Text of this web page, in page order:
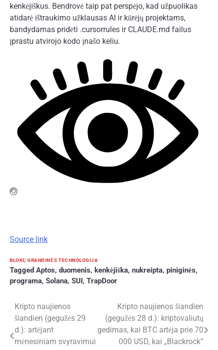
kenkėjiškus. Bendrovė taip pat perspėjo, kad užpuolikas
atidarė ištraukimo užklausas AI ir kūrėjų projektams,
bandydamas pridėti .cursorrules ir CLAUDE.md failus
įprastu atvirojo kodo įnašo keliu.
Source link
BLOKŲ GRANDINĖS TECHNOLOGIJA
Tagged Aptos, duomenis, kenkėjiška, nukreipta, piniginės,
programa, Solana, SUI, TrapDoor
Navigacija
tarp
įrašų
Kripto naujienos
šiandien (gegužės 29
d.): artėjant
mėnesiniam svyravimui
Kripto naujienos šiandien
(gegužės 28 d.): kriptovaliutų
gedimas, kai BTC artėja prie 70
000 USD, kai „Blackrock“